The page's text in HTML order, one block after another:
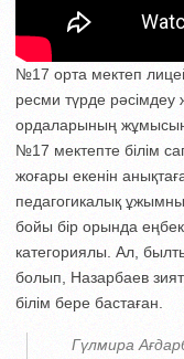
№17 орта мектеп
ресми түрде рәсімдеу
ордаларының жұмысын
№17 мектепте білім
жоғары екенін
педагогикалық
бойы бір орында еңбек
категориялы. Ал,
болып, Назарбаев
білім бере бастаған.
Гүлмира